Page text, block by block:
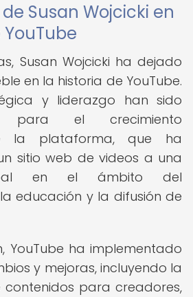
Susan Wojcicki en
Susan Wojcicki ha dejado
en la historia de YouTube.
y liderazgo han sido
para el crecimiento
la plataforma, que ha
sitio web de videos a una
en el ámbito del
educación y la difusión de
YouTube ha implementado
y mejoras, incluyendo la
contenidos para creadores,